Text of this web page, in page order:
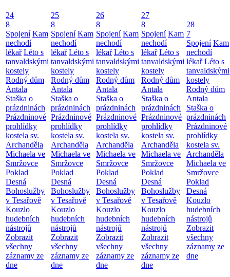
24
8
Spojení Kam
nechodí
lékař Léto s
tanvaldskými
kostely
Rodný dům
Antala
Staška o
prázdninách
Prázdninové
prohlídky
kostela sv.
Archanděla
Michaela ve
Smržovce
Poklad
Desná
Bohoslužby
v Tesařově
Kouzlo
hudebních
nástrojů
Zobrazit
všechny
záznamy ze
dne
25
8
Spojení Kam
nechodí
lékař Léto s
tanvaldskými
kostely
Rodný dům
Antala
Staška o
prázdninách
Prázdninové
prohlídky
kostela sv.
Archanděla
Michaela ve
Smržovce
Poklad
Desná
Bohoslužby
v Tesařově
Kouzlo
hudebních
nástrojů
Zobrazit
všechny
záznamy ze
dne
26
8
Spojení Kam
nechodí
lékař Léto s
tanvaldskými
kostely
Rodný dům
Antala
Staška o
prázdninách
Prázdninové
prohlídky
kostela sv.
Archanděla
Michaela ve
Smržovce
Poklad
Desná
Bohoslužby
v Tesařově
Kouzlo
hudebních
nástrojů
Zobrazit
všechny
záznamy ze
dne
27
8
Spojení Kam
nechodí
lékař Léto s
tanvaldskými
kostely
Rodný dům
Antala
Staška o
prázdninách
Prázdninové
prohlídky
kostela sv.
Archanděla
Michaela ve
Smržovce
Poklad
Desná
Bohoslužby
v Tesařově
Kouzlo
hudebních
nástrojů
Zobrazit
všechny
záznamy ze
dne
28
7
Spojení Kam
nechodí
lékař Léto s
tanvaldskými
kostely
Rodný dům
Antala
Staška o
prázdninách
Prázdninové
prohlídky
kostela sv.
Archanděla
Michaela ve
Smržovce
Poklad
Desná
Kouzlo
hudebních
nástrojů
Zobrazit
všechny
záznamy ze
dne